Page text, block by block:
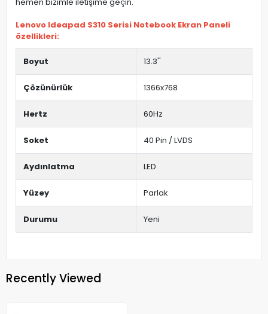
Lenovo Ideapad S310 Serisi Notebook Ekran Paneli
özellikleri:
Boyut 13.3''
Çözünürlük 1366x768
Hertz 60Hz
Soket 40 Pin / LVDS
Aydınlatma LED
Yüzey Parlak
Durumu Yeni
Recently Viewed